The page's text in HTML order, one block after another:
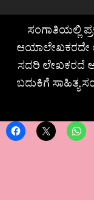
ಸಂಗಾತಿಯಲ್ಲಿ
ಆಯಾಲೇಖಕರದೇ
ಸದರಿ ಲೇಖಕರದೆ
ಬದುಕಿಗೆ ಸಾಹಿತ್ಯ